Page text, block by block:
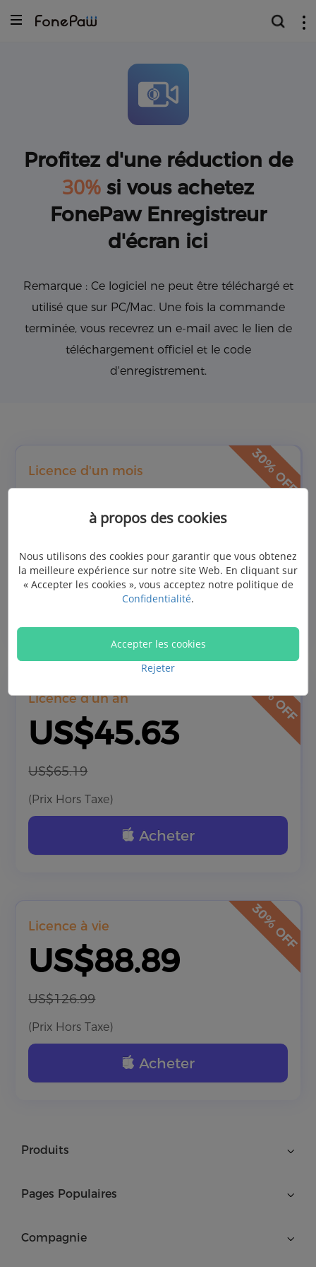
Profitez d'une réduction de
30% si vous achetez
FonePaw Enregistreur
d'écran ici
Remarque : Ce logiciel ne peut être téléchargé et
utilisé que sur PC/Mac. Une fois la commande
terminée, vous recevrez un e-mail avec le lien de
téléchargement officiel et le code
d'enregistrement.
Licence d'un mois
US$19.57
(Prix Hors Taxe)
Acheter
Licence d'un an
US$45.63
US$65.19
(Prix Hors Taxe)
Acheter
Licence à vie
US$88.89
US$126.99
(Prix Hors Taxe)
Acheter
Produits
Pages Populaires
Compagnie
à propos des cookies
Nous utilisons des cookies pour garantir que vous obtenez
la meilleure expérience sur notre site Web. En cliquant sur
« Accepter les cookies », vous acceptez notre politique de
Confidentialité.
Accepter les cookies
Rejeter